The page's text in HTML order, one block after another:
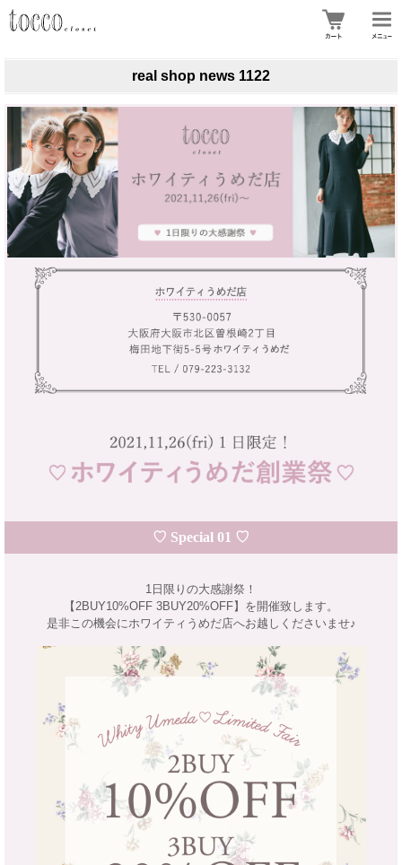
real shop news 1122
♡ Special 01 ♡
1日限りの大感謝祭！
【2BUY10%OFF 3BUY20%OFF】を開催致します。
是非この機会にホワイティうめだ店へお越しくださいませ♪